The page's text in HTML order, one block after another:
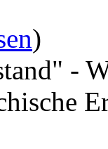
)
-